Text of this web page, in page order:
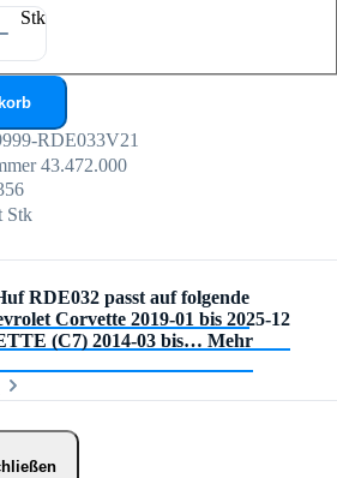
Stk
RDE033V21
43.472.000
Stk
RDE032 passt auf folgende
Corvette 2019-01 bis 2025-12
(C7) 2014-03 bis… Mehr